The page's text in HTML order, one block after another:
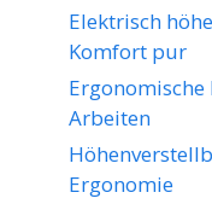
Elektrisch
Komfort pur
Arbeiten
Ergonomie